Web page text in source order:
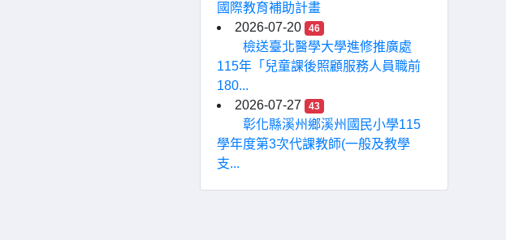
國際教育補助計畫
2026-07-20
46
檢送臺北醫學大學進修推廣處
115年「兒童課後照顧服務人員職前
180...
2026-07-27
43
彰化縣溪州鄉溪州國民小學115
學年度第3次代課教師(一般及教學
支...